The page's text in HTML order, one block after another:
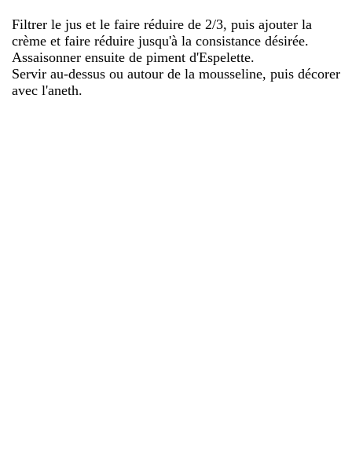
Filtrer le jus et le faire réduire de 2/3, puis ajouter la
crème et faire réduire jusqu'à la consistance désirée.
Assaisonner ensuite de piment d'Espelette.
Servir au-dessus ou autour de la mousseline, puis décorer
avec l'aneth.